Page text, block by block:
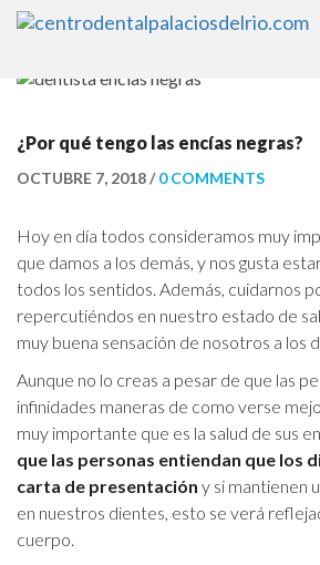
¿Por qué tengo las encías negras?
OCTUBRE 7, 2018 /0 COMMENTS
Hoy en día todos consideramos muy
que damos a los demás, y nos gusta
todos los sentidos. Además, cuidarnos
repercutiéndos en nuestro estado de
muy buena sensación de nosotros a los
Aunque no lo creas a pesar de que las
infinidades maneras de como verse
muy importante que es la salud de sus
que las personas entiendan que los
carta de presentación y si mantienen
en nuestros dientes, esto se verá
cuerpo.